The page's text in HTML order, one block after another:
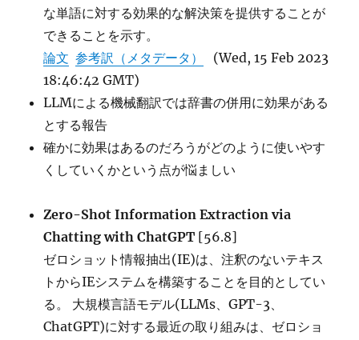
な単語に対する効果的な解決策を提供することが
できることを示す。
論文 参考訳（メタデータ）
(Wed, 15 Feb 2023
18:46:42 GMT)
LLMによる機械翻訳では辞書の併用に効果がある
とする報告
確かに効果はあるのだろうがどのように使いやす
くしていくかという点が悩ましい
Zero-Shot Information Extraction via
Chatting with ChatGPT [56.8]
ゼロショット情報抽出(IE)は、注釈のないテキス
トからIEシステムを構築することを目的としてい
る。 大規模言語モデル(LLMs、GPT-3、
ChatGPT)に対する最近の取り組みは、ゼロショ